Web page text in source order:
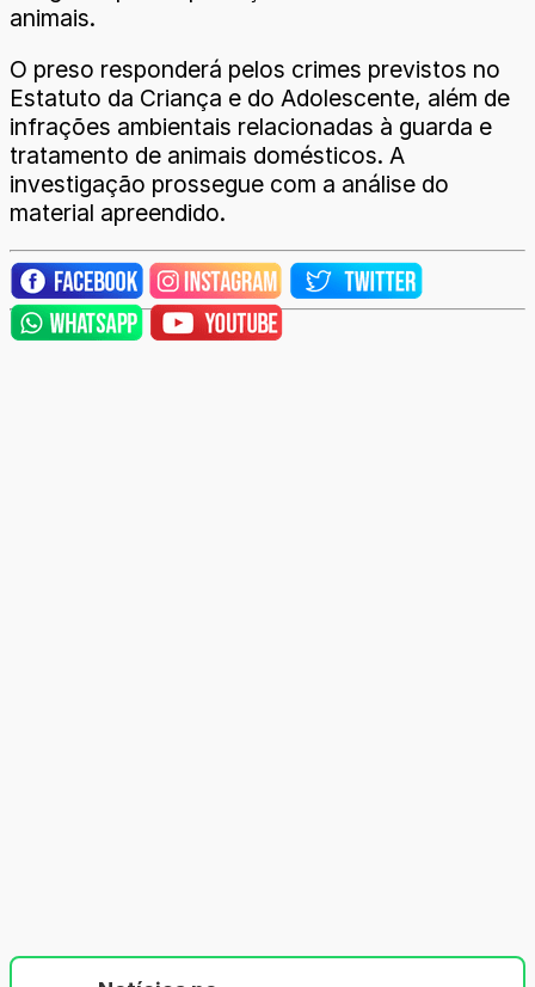
animais.
O preso responderá pelos crimes previstos no
Estatuto da Criança e do Adolescente, além de
infrações ambientais relacionadas à guarda e
tratamento de animais domésticos. A
investigação prossegue com a análise do
material apreendido.